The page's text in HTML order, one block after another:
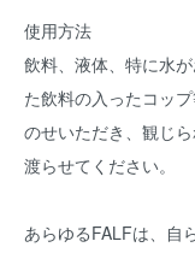
使用方法
飲料、液体、特に水
た飲料の入ったコッ
のせいただき、観じ
渡らせてください。
あらゆるFALFは、自